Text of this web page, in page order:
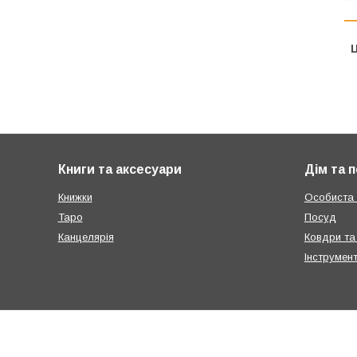
Книги та аксесуари
Книжки
Таро
Канцелярія
Дім та
Особиста
Посуд
Ковдри